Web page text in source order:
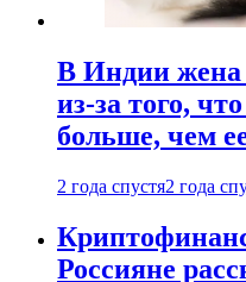
В Индии жена
из-за того,
больше, чем
2 года спустя2 года
Россияне